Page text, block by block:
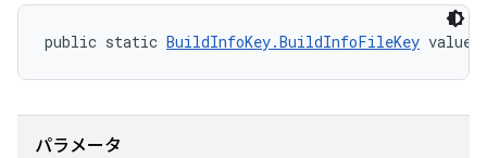
public static BuildInfoKey.BuildInfoFileKey
パラメータ